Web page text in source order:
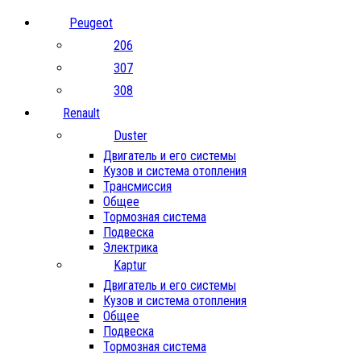
Peugeot
206
307
308
Renault
Duster
Двигатель и его системы
Кузов и система отопления
Трансмиссия
Общее
Тормозная система
Подвеска
Электрика
Kaptur
Двигатель и его системы
Кузов и система отопления
Общее
Подвеска
Тормозная система